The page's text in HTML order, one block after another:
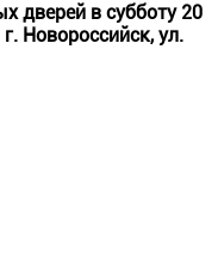
дверей в субботу 20
Новороссийск, ул.